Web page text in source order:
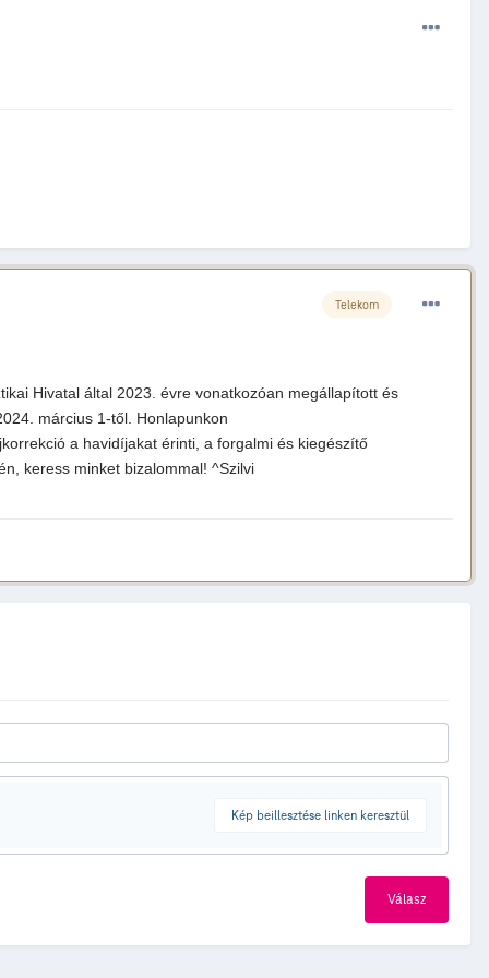
Telekom
Hivatal által 2023. évre vonatkozóan megállapított és
március 1-től. Honlapunkon
a havidíjakat érinti, a forgalmi és kiegészítő
keress minket bizalommal! ^Szilvi
Kép beillesztése linken keresztül
Válasz